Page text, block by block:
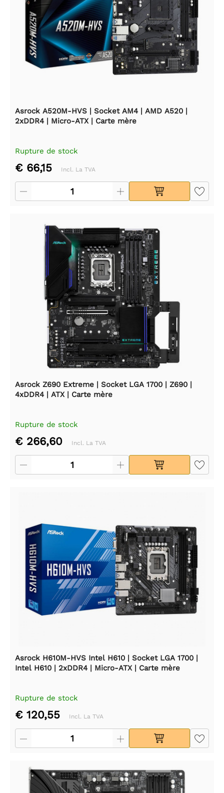
Asrock A520M-HVS | Socket AM4 | AMD A520 |
2xDDR4 | Micro-ATX | Carte mère
Rupture de stock
€ 66,15 Incl. La TVA
Asrock Z690 Extreme | Socket LGA 1700 | Z690 |
4xDDR4 | ATX | Carte mère
Rupture de stock
€ 266,60 Incl. La TVA
Asrock H610M-HVS Intel H610 | Socket LGA 1700 |
Intel H610 | 2xDDR4 | Micro-ATX | Carte mère
Rupture de stock
€ 120,55 Incl. La TVA